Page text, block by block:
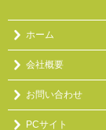
ホーム
会社概要
お問い合わせ
PCサイト